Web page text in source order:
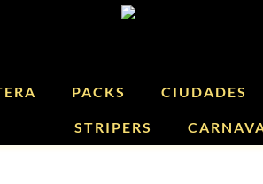
PACKS CIUDADES
STRIPERS